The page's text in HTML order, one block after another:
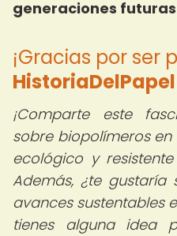
generaciones
¡Gracias por ser
HistoriaDelPapel
¡Comparte este
sobre biopolímeros
ecológico y
Además, ¿te
avances sustentables
tienes alguna idea